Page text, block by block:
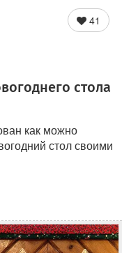
41
стола
как можно
стол своими